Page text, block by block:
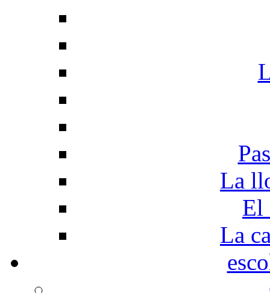
La
El
La